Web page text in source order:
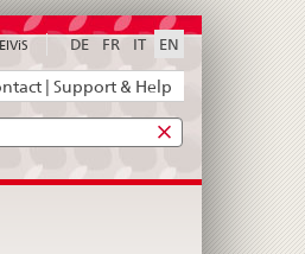
| Support & Help
DE FR IT EN
ElViS